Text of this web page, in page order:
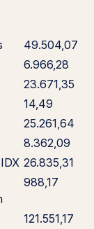
49.504,07
6.966,28
23.671,35
14,49
25.261,64
8.362,09
26.835,31
988,17
121.551,17